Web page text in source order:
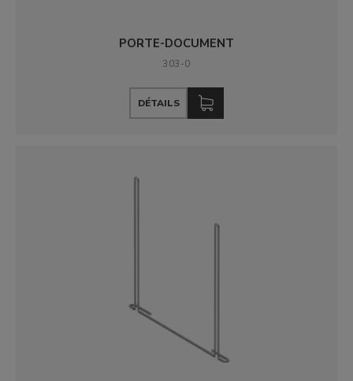
PORTE-DOCUMENT
303-0
DÉTAILS